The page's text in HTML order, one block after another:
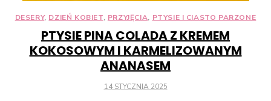
DESERY, DZIEŃ KOBIET, PRZYJĘCIA, PTYSIE I CIASTO PARZONE
PTYSIE PINA COLADA Z KREMEM
KOKOSOWYM I KARMELIZOWANYM
ANANASEM
POSTED
14 STYCZNIA 2025